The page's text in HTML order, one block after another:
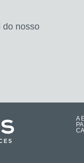
do nosso
A